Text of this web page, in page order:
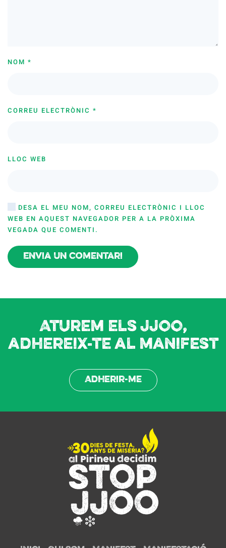
NOM *
CORREU ELECTRÒNIC *
LLOC WEB
DESA EL MEU NOM, CORREU ELECTRÒNIC I LLOC
WEB EN AQUEST NAVEGADOR PER A LA PRÒXIMA
VEGADA QUE COMENTI.
Envia un comentari
Aturem els JJOO,
adhereix-te al manifest
Adherir-me